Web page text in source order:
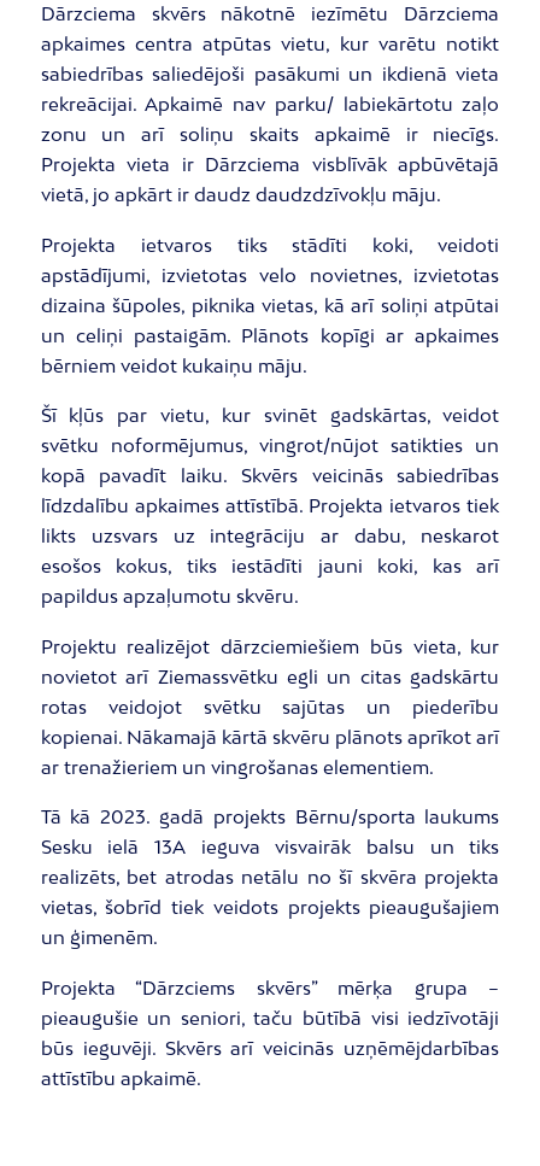
Dārzciema skvērs nākotnē iezīmētu Dārzciema
apkaimes centra atpūtas vietu, kur varētu notikt
sabiedrības saliedējoši pasākumi un ikdienā vieta
rekreācijai. Apkaimē nav parku/ labiekārtotu zaļo
zonu un arī soliņu skaits apkaimē ir niecīgs.
Projekta vieta ir Dārzciema visblīvāk apbūvētajā
vietā, jo apkārt ir daudz daudzdzīvokļu māju.
Projekta ietvaros tiks stādīti koki, veidoti
apstādījumi, izvietotas velo novietnes, izvietotas
dizaina šūpoles, piknika vietas, kā arī soliņi atpūtai
un celiņi pastaigām. Plānots kopīgi ar apkaimes
bērniem veidot kukaiņu māju.
Šī kļūs par vietu, kur svinēt gadskārtas, veidot
svētku noformējumus, vingrot/nūjot satikties un
kopā pavadīt laiku. Skvērs veicinās sabiedrības
līdzdalību apkaimes attīstībā. Projekta ietvaros tiek
likts uzsvars uz integrāciju ar dabu, neskarot
esošos kokus, tiks iestādīti jauni koki, kas arī
papildus apzaļumotu skvēru.
Projektu realizējot dārzciemiešiem būs vieta, kur
novietot arī Ziemassvētku egli un citas gadskārtu
rotas veidojot svētku sajūtas un piederību
kopienai. Nākamajā kārtā skvēru plānots aprīkot arī
ar trenažieriem un vingrošanas elementiem.
Tā kā 2023. gadā projekts Bērnu/sporta laukums
Sesku ielā 13A ieguva visvairāk balsu un tiks
realizēts, bet atrodas netālu no šī skvēra projekta
vietas, šobrīd tiek veidots projekts pieaugušajiem
un ģimenēm.
Projekta “Dārzciems skvērs” mērķa grupa –
pieaugušie un seniori, taču būtībā visi iedzīvotāji
būs ieguvēji. Skvērs arī veicinās uzņēmējdarbības
attīstību apkaimē.